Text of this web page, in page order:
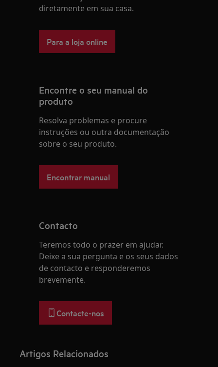
diretamente em sua casa.
Para a loja online
Encontre o seu manual do
produto
Resolva problemas e procure
instruções ou outra documentação
sobre o seu produto.
Encontrar manual
Contacto
Teremos todo o prazer em ajudar.
Deixe a sua pergunta e os seus dados
de contacto e responderemos
brevemente.
Contacte-nos
Artigos Relacionados